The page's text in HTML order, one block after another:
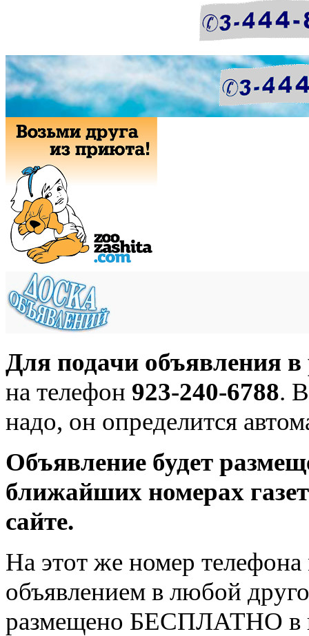
Для подачи объявления в
на телефон 923-240-6788.
надо, он определится
Объявление будет
ближайших номерах
сайте.
На этот же номер
объявлением в любой
размещено БЕСПЛАТНО в